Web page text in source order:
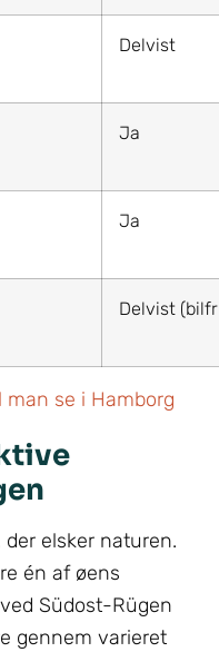
Delvist
Ja
Ja
Delvist
man se i Hamborg
elsker naturen.
én af øens
Südost-Rügen
gennem varieret